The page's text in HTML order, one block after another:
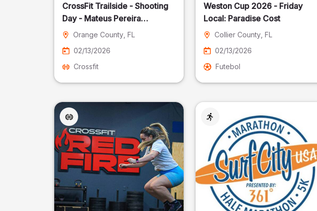
CrossFit Trailside - Shooting
Day - Mateus Pereira
Fotografia
Orange County , FL
02/13/2026
Crossfit
Weston Cup 2026 - Friday
Local: Paradise Cost
Collier County, FL
02/13/2026
Futebol